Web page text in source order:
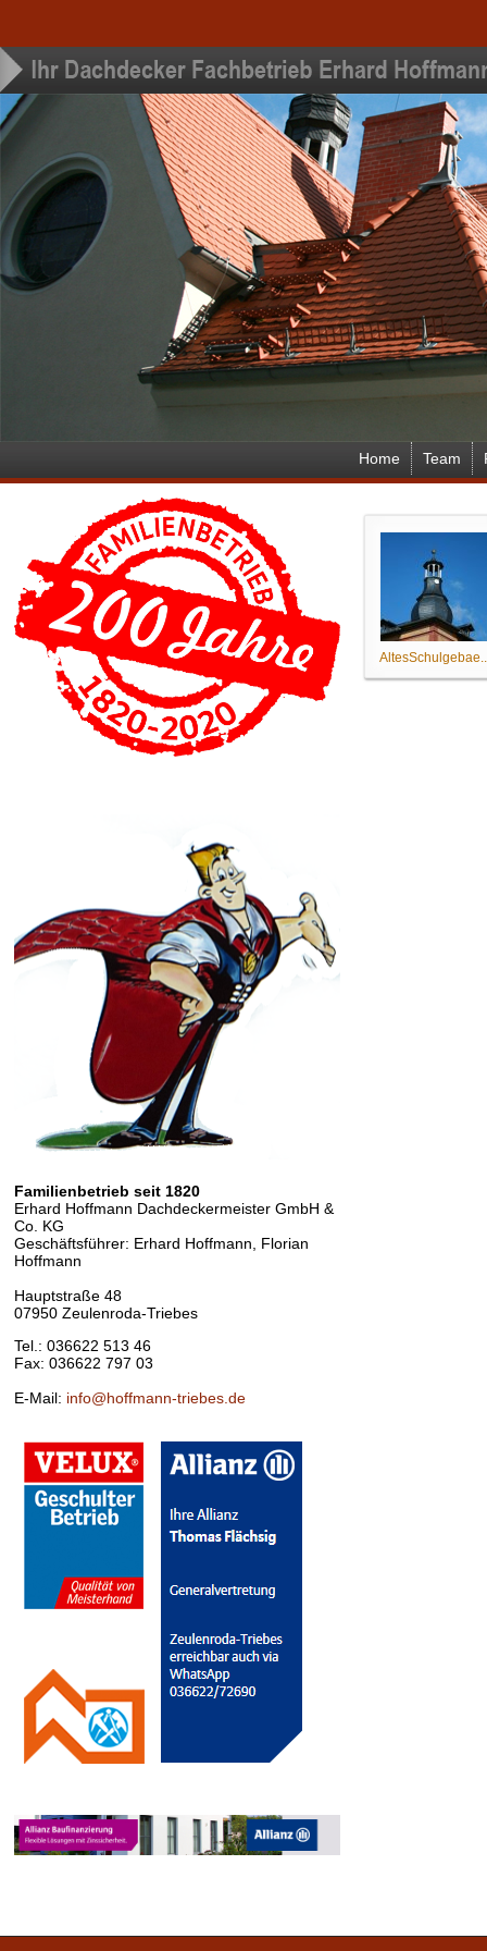
Home Team
Familienbetrieb seit 1820
Erhard Hoffmann Dachdeckermeister GmbH &
Co. KG
Geschäftsführer: Erhard Hoffmann, Florian
Hoffmann
Hauptstraße 48
07950 Zeulenroda-Triebes
Tel.: 036622 513 46
Fax: 036622 797 03
E-Mail: info@hoffmann-triebes.de